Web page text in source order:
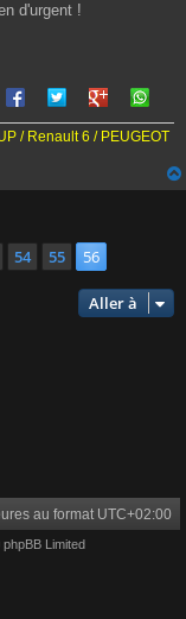
d'urgent !
/ Renault 6 / PEUGEOT
54 55 56
Aller à
au format UTC+02:00
Limited